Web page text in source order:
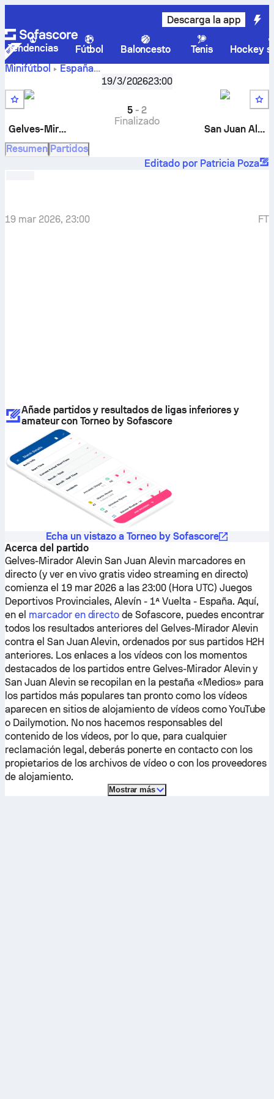
Descarga la app
Tendencias Fútbol Baloncesto Tenis
Hockey
Minifútbol
España
Juegos Deportivos Provinciales, Alevín - 1ª Vuelta
Gelves-Mirador Alevin
19/3/202623:00
Gelves-Mirador Alevin
5-2
Finalizado
San Juan Alevin
Resumen Partidos
Editado por Patricia Poza
19 mar 2026, 23:00 FT
Añade partidos y resultados de ligas inferiores y
amateur con Torneo by Sofascore
Echa un vistazo a Torneo by Sofascore
Acerca del partido
Gelves-Mirador Alevin San Juan Alevin marcadores en
directo (y ver en vivo gratis video streaming en directo)
comienza el 19 mar 2026 a las 23:00 (Hora UTC) Juegos
Deportivos Provinciales, Alevín - 1ª Vuelta - España. Aquí,
en el marcador en directo de Sofascore, puedes encontrar
todos los resultados anteriores del Gelves-Mirador Alevin
contra el San Juan Alevin, ordenados por sus partidos H2H
anteriores. Los enlaces a los vídeos con los momentos
destacados de los partidos entreGelves-Mirador Aleviny
San Juan Alevinse recopilan en la pestaña «Medios» para
los partidos más populares tan pronto como los vídeos
aparecen en sitios de alojamiento de vídeos como YouTube
o Dailymotion. No nos hacemos responsables del
contenido de los vídeos, por lo que, para cualquier
reclamación legal, deberás ponerte en contacto con los
propietarios de los archivos de vídeo o con los proveedores
de alojamiento.
Mostrar más